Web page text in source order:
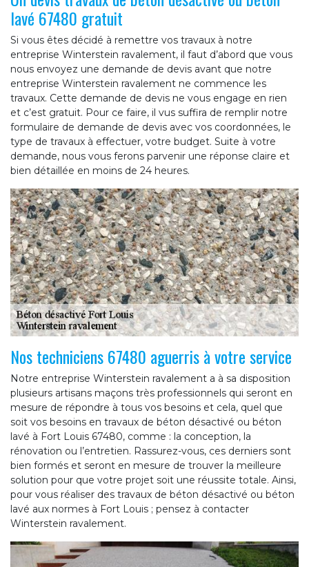
lavé 67480 gratuit
Si vous êtes décidé à remettre vos travaux à notre
entreprise Winterstein ravalement, il faut d’abord que vous
nous envoyez une demande de devis avant que notre
entreprise Winterstein ravalement ne commence les
travaux. Cette demande de devis ne vous engage en rien
et c’est gratuit. Pour ce faire, il vus suffira de remplir notre
formulaire de demande de devis avec vos coordonnées, le
type de travaux à effectuer, votre budget. Suite à votre
demande, nous vous ferons parvenir une réponse claire et
bien détaillée en moins de 24 heures.
Nos techniciens 67480 aguerris à votre service
Notre entreprise Winterstein ravalement a à sa disposition
plusieurs artisans maçons très professionnels qui seront en
mesure de répondre à tous vos besoins et cela, quel que
soit vos besoins en travaux de béton désactivé ou béton
lavé à Fort Louis 67480, comme : la conception, la
rénovation ou l’entretien. Rassurez-vous, ces derniers sont
bien formés et seront en mesure de trouver la meilleure
solution pour que votre projet soit une réussite totale. Ainsi,
pour vous réaliser des travaux de béton désactivé ou béton
lavé aux normes à Fort Louis ; pensez à contacter
Winterstein ravalement.